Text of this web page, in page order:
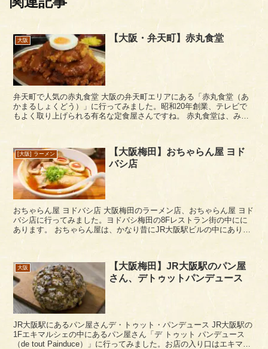
大阪 【大阪・弁天町】赤丸食堂
弁天町で人気の赤丸食堂 大阪の弁天町エリアにある「赤丸食堂（あ
かまるしょくどう）」に行ってみました。昭和20年創業、テレビで
もよく取り上げられる有名な定食屋さんですね。 赤丸食堂は、みな
と通り沿いにあります。弁天町駅から...
[大阪] ラーメン
【大阪梅田】おちゃらん屋 ヨド
バシ店
おちゃらん屋 ヨドバシ店 大阪梅田のラーメン店、おちゃらん屋 ヨド
バシ店に行ってみました。ヨドバシ梅田の8Fレストラン街の中にに
あります。 おちゃらん屋は、かなり昔にJR大阪駅ビルの中にありま
したが駅改装工事などの影響で閉店していま...
大阪
【大阪梅田】JR大阪駅のパン屋
さん、デトゥットパンデュース
JR大阪駅にあるパン屋さんデ・トゥット・パンデュース JR大阪駅の
1Fエキマルシェの中にあるパン屋さん「デ トゥット パンデュース
（de tout Painduce）」に行ってみました。お店の入り口はエキマル